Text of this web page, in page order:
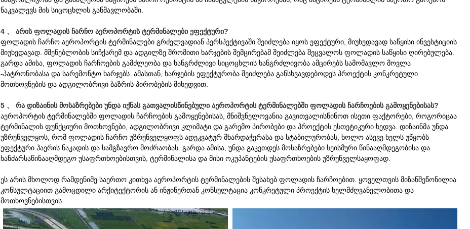
ნაკვალევს მის სიცოცხლის განმავლობაში.
4 、 არის ფოლადის ჩარჩო აეროპორტის ტერმინალები ეფექტური?
ფოლადის ჩარჩო აეროპორტის ტერმინალები გრძელვადიან პერსპექტივაში შეიძლება იყოს ეფექტური, მიუხედავად საწყისი ინვესტიციის
მიუხედავად. მშენებლობის სიჩქარემ და ადგილზე შრომითი ხარჯების შემცირებამ შეიძლება შეცვალოს ფოლადის საწყისი ღირებულება.
გარდა ამისა, ფოლადის ჩარჩოების გამძლეობა და ხანგრძლივი სიცოცხლის ხანგრძლივობა ამცირებს სამომავლო მოვლა
-პატრონობასა და სარემონტო ხარჯებს. ამასთან, ხარჯების ეფექტურობა შეიძლება განსხვავდებოდეს პროექტის კონკრეტული
მოთხოვნების და ადგილობრივი ბაზრის პირობების მიხედვით.
5 、 რა დიზაინის მოსაზრებები უნდა იქნას გათვალისწინებული აეროპორტის ტერმინალებში ფოლადის ჩარჩოების გამოყენებისას?
აეროპორტის ტერმინალებში ფოლადის ჩარჩოების გამოყენებისას, მნიშვნელოვანია გავითვალისწინოთ ისეთი ფაქტორები, როგორიცაა
ტერმინალის ფუნქციური მოთხოვნები, ადგილობრივი კლიმატი და გარემო პირობები და პროექტის ესთეტიკური ხედვა. დიზაინმა უნდა
უზრუნველყოს, რომ ფოლადის ჩარჩო უზრუნველყოფს ადეკვატურ მხარდაჭერასა და სტაბილურობას, ხოლო ასევე ხელს უწყობს
ეფექტური ჰაერის ნაკადის და სამგზავრო მოძრაობას. გარდა ამისა, უნდა გაკეთდეს მოსაზრებები სეისმური წინააღმდეგობისა და
ხანძარსაწინააღმდეგო უსაფრთხოებისთვის, ტერმინალისა და მისი ოკუპანტების უსაფრთხოების უზრუნველსაყოფად.
ეს არის მხოლოდ რამდენიმე საერთო კითხვა აეროპორტის ტერმინალების შესახებ ფოლადის ჩარჩოებით. ყოველთვის მიზანშეწონილია
კონსულტაციით გამოცდილი არქიტექტორის ან ინჟინერთან კონსულტაცია კონკრეტული პროექტის ხელმძღვანელობითა და
მოთხოვნებისთვის.